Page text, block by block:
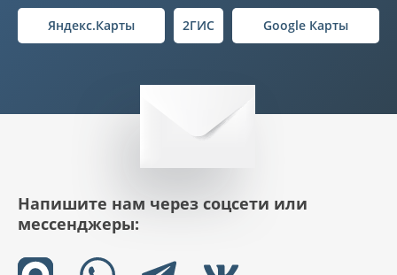
Яндекс.Карты 2ГИС Google Карты
Напишите нам через соцсети или
мессенджеры: